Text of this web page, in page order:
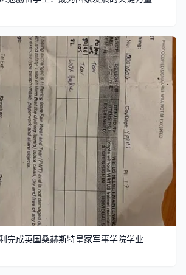
完成英国桑赫斯特皇家军事学院学业